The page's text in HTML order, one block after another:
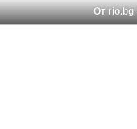
От rio.bg